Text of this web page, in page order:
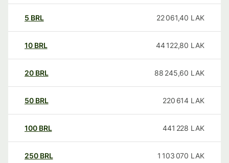
5 BRL 22 061,40 LAK
10 BRL 44 122,80 LAK
20 BRL 88 245,60 LAK
50 BRL 220 614 LAK
100 BRL 441 228 LAK
250 BRL 1 103 070 LAK